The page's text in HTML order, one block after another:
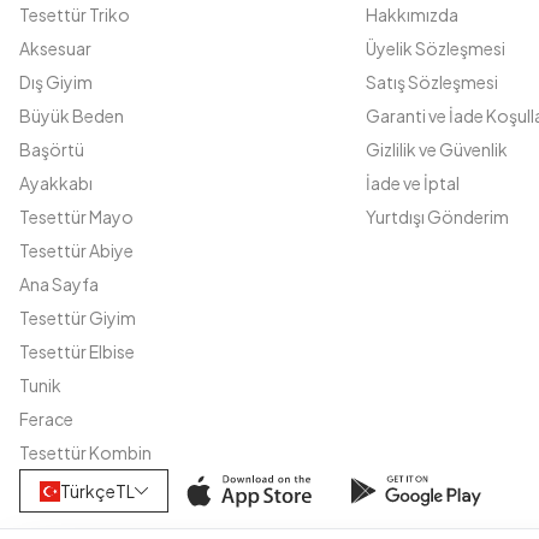
Tesettür Triko
Aksesuar
Dış Giyim
Büyük Beden
Başörtü
Ayakkabı
Tesettür Mayo
Tesettür Abiye
Ana Sayfa
Tesettür Giyim
Tesettür Elbise
Tunik
Ferace
Tesettür Kombin
Hakkımızda
Üyelik Sözleşmesi
Satış Sözleşmesi
Garanti ve İade
Gizlilik ve Güvenlik
İade ve İptal
Yurtdışı Gönderim
TürkçeTL